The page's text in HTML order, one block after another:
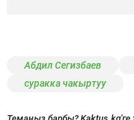
Абдил Сегизбаев
суракка чакыртуу